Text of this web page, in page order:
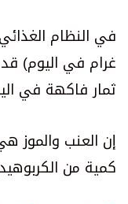
غرام في اليوم) قد
ثمار فاكهة في
إن العنب والموز
كمية من